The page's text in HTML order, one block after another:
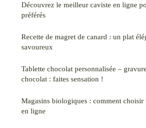
Découvrez le meilleur caviste en ligne
préférés
Recette de magret de canard : un plat
savoureux
Tablette chocolat personnalisée –
chocolat : faites sensation !
Magasins biologiques : comment
en ligne